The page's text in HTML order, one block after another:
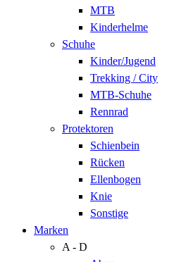
MTB
Kinderhelme
Schuhe
Kinder/Jugend
Trekking / City
MTB-Schuhe
Rennrad
Protektoren
Schienbein
Rücken
Ellenbogen
Knie
Sonstige
Marken
A - D